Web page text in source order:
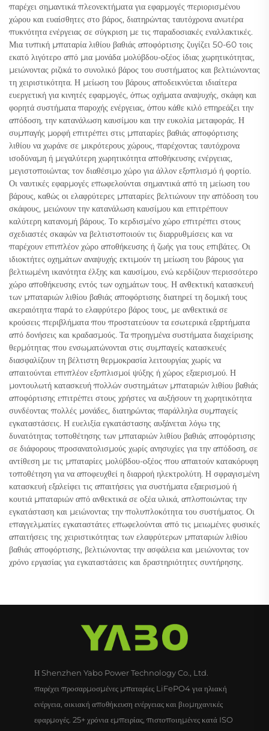
παρέχει σημαντικά πλεονεκτήματα για εφαρμογές περιορισμένου
χώρου και ευαίσθητες στο βάρος, διατηρώντας ταυτόχρονα ανωτέρα
πυκνότητα ενέργειας σε σύγκριση με τις παραδοσιακές εναλλακτικές.
Μια τυπική μπαταρία λιθίου βαθιάς αποφόρτισης ζυγίζει 50-60 τοις
εκατό λιγότερο από μια μονάδα μολύβδου-οξέος ίδιας χωρητικότητας,
μειώνοντας ριζικά το συνολικό βάρος του συστήματος και βελτιώνοντας
τη χειριστικότητα. Η μείωση του βάρους αποδεικνύεται ιδιαίτερα
ευεργετική για κινητές εφαρμογές, όπως οχήματα αναψυχής, σκάφη και
φορητά συστήματα παροχής ενέργειας, όπου κάθε κιλό επηρεάζει την
απόδοση, την κατανάλωση καυσίμου και την ευκολία μεταφοράς. Η
συμπαγής μορφή επιτρέπει στις μπαταρίες βαθιάς αποφόρτισης
λιθίου να χωράνε σε μικρότερους χώρους, παρέχοντας ταυτόχρονα
ισοδύναμη ή μεγαλύτερη χωρητικότητα αποθήκευσης ενέργειας,
μεγιστοποιώντας τον διαθέσιμο χώρο για άλλον εξοπλισμό ή φορτίο.
Οι ναυτικές εφαρμογές επωφελούνται σημαντικά από τη μείωση του
βάρους, καθώς οι ελαφρύτερες μπαταρίες βελτιώνουν την απόδοση του
σκάφους, μειώνουν την κατανάλωση καυσίμου και επιτρέπουν
καλύτερη κατανομή βάρους. Το κερδισμένο χώρο επιτρέπει στους
σχεδιαστές σκαφών να βελτιστοποιούν τις διαρρυθμίσεις και να
παρέχουν επιπλέον χώρο αποθήκευσης ή ζωής για τους επιβάτες. Οι
ιδιοκτήτες οχημάτων αναψυχής εκτιμούν τη μείωση του βάρους για
βελτιωμένη ικανότητα έλξης και καυσίμου, ενώ κερδίζουν περισσότερο
χώρο αποθήκευσης εντός των οχημάτων τους. Η ανθεκτική κατασκευή
των μπαταριών λιθίου βαθιάς αποφόρτισης διατηρεί τη δομική τους
ακεραιότητα παρά το ελαφρύτερο βάρος τους, με ανθεκτικά σε
κρούσεις περιβλήματα που προστατεύουν τα εσωτερικά εξαρτήματα
από δονήσεις και κραδασμούς. Τα προηγμένα συστήματα διαχείρισης
θερμότητας που ενσωματώνονται στις συμπαγείς κατασκευές
διασφαλίζουν τη βέλτιστη θερμοκρασία λειτουργίας χωρίς να
απαιτούνται επιπλέον εξοπλισμοί ψύξης ή χώρος εξαερισμού. Η
μοντουλωτή κατασκευή πολλών συστημάτων μπαταριών λιθίου βαθιάς
αποφόρτισης επιτρέπει στους χρήστες να αυξήσουν τη χωρητικότητα
συνδέοντας πολλές μονάδες, διατηρώντας παράλληλα συμπαγείς
εγκαταστάσεις. Η ευελιξία εγκατάστασης αυξάνεται λόγω της
δυνατότητας τοποθέτησης των μπαταριών λιθίου βαθιάς αποφόρτισης
σε διάφορους προσανατολισμούς χωρίς ανησυχίες για την απόδοση, σε
αντίθεση με τις μπαταρίες μολύβδου-οξέος που απαιτούν κατακόρυφη
τοποθέτηση για να αποφευχθεί η διαρροή ηλεκτρολύτη. Η σφραγισμένη
κατασκευή εξαλείφει τις απαιτήσεις για συστήματα εξαερισμού ή
κουτιά μπαταριών από ανθεκτικά σε οξέα υλικά, απλοποιώντας την
εγκατάσταση και μειώνοντας την πολυπλοκότητα του συστήματος. Οι
επαγγελματίες εγκαταστάτες επωφελούνται από τις μειωμένες φυσικές
απαιτήσεις της χειριστικότητας των ελαφρύτερων μπαταριών λιθίου
βαθιάς αποφόρτισης, βελτιώνοντας την ασφάλεια και μειώνοντας τον
χρόνο εργασίας για εγκαταστάσεις και δραστηριότητες συντήρησης.
Η Shenzhen Yabo Power Technology Co., Ltd.
παρέχει προσαρμοσμένες μπαταρίες LiFePO4 για ηλιακή
ενέργεια, οικιακή αποθήκευση ενέργειας και βιομηχανικές
εφαρμογές. 25+ χρόνια εμπειρίας, πιστοποιημένες κατά ISO